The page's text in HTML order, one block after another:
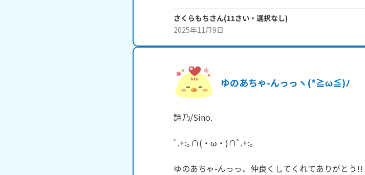
さくらもちさん(11さい・ 選択なし)
2025年11月9日
ゆのあちゃ-んっっヽ(*≧ω≦)ﾉ
詩乃/Sino.
ﾟ.+:｡∩(・ω・)∩ﾟ.+:｡
ゆのあちゃ-んっっ、仲良くしてくれてありがとう!!